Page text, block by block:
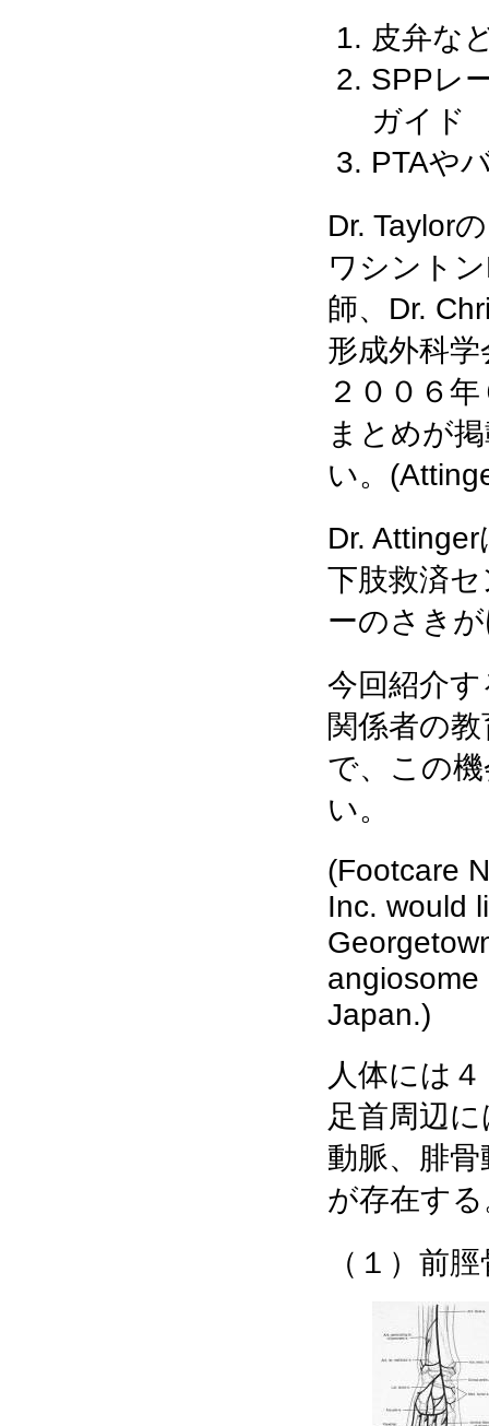
皮弁な
SPPレ
ガイド
PTAや
Dr. Taylor
ワシント
師、Dr.
形成外科
２００６
まとめが
い。
Dr.
下肢救済
ーのさき
今回紹介
関係者の
で、この
い。
(Footcare
Inc. would
Japan.)
人体には
足首周辺
動脈、腓
が存在す
（１）